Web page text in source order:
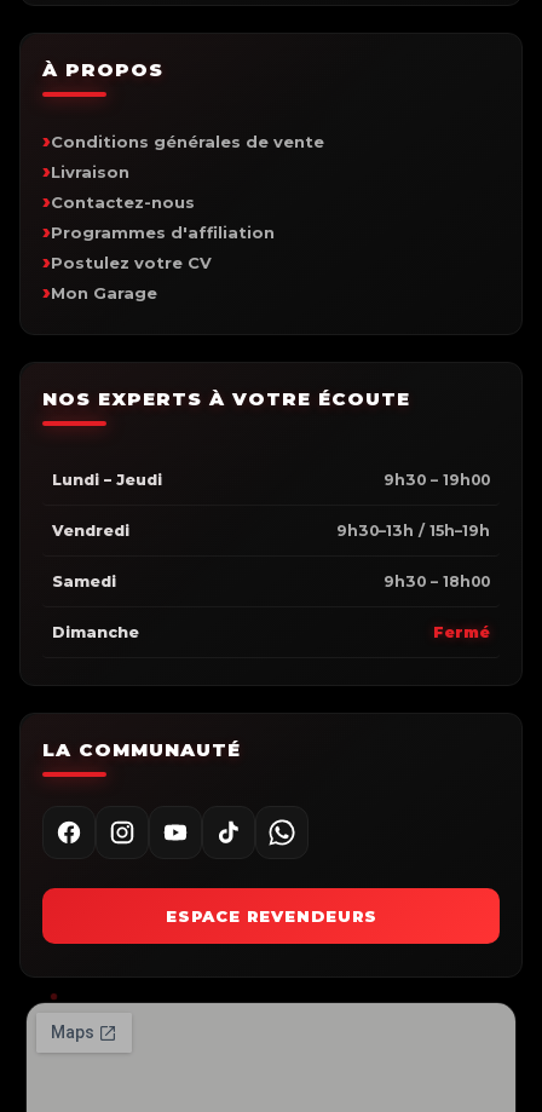
À PROPOS
Conditions générales de vente
Livraison
Contactez-nous
Programmes d'affiliation
Postulez votre CV
Mon Garage
NOS EXPERTS À VOTRE ÉCOUTE
Lundi – Jeudi 9h30 – 19h00
Vendredi 9h30–13h / 15h–19h
Samedi 9h30 – 18h00
Dimanche Fermé
LA COMMUNAUTÉ
ESPACE REVENDEURS